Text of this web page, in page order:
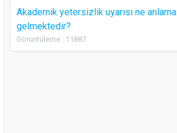
Akademik yetersizlik uyarısı ne anlama
gelmektedir?
Görüntüleme : 11887